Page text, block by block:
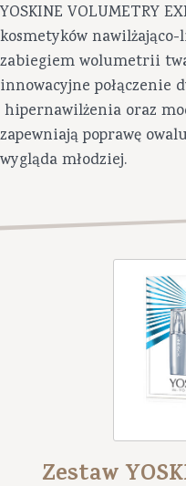
YOSKINE VOLUMETRY
kosmetyków
zabiegiem wolumetrii
innowacyjne połączenie
hipernawilżenia oraz
zapewniają poprawę
wygląda młodziej.
Zestaw